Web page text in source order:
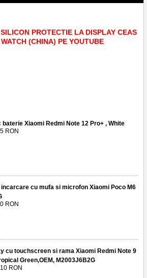
PROTECTIE LA DISPLAY CEAS
(CHINA) PE YOUTUBE
baterie Xiaomi Redmi Note 12 Pro+ , White
RON
incarcare cu mufa si microfon Xiaomi Poco M6
RON
cu touchscreen si rama Xiaomi Redmi Note 9
Green,OEM, M2003J6B2G
RON